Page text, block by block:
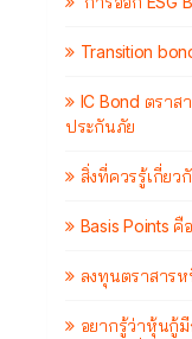
Transition
IC Bond ตราส
ประกันภัย
สิ่งที่ควรรู้เกี่ยว
Basis Points คื
ลงทุนตราสาร
อยากรู้ว่าหุ้นกู้มี